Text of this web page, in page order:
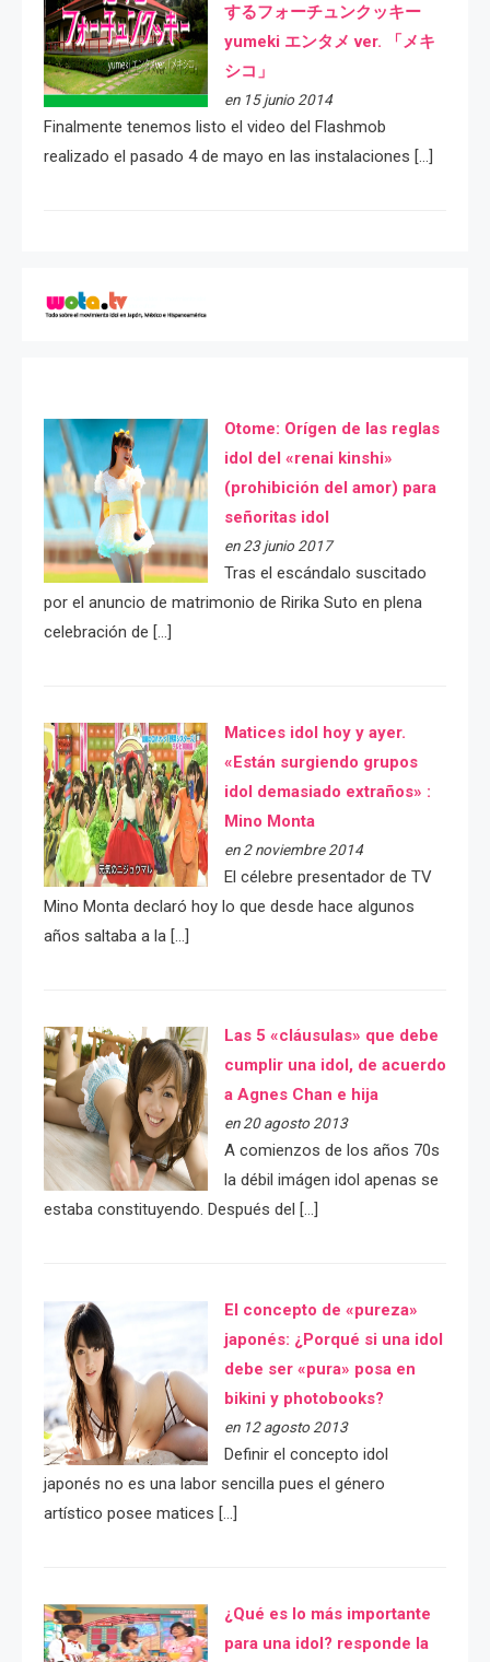
するフォーチュンクッキー
yumeki エンタメ ver. 「メキ
シコ」
en 15 junio 2014
Finalmente tenemos listo el video del Flashmob
realizado el pasado 4 de mayo en las instalaciones […]
Otome: Orígen de las reglas
idol del «renai kinshi»
(prohibición del amor) para
señoritas idol
en 23 junio 2017
Tras el escándalo suscitado
por el anuncio de matrimonio de Ririka Suto en plena
celebración de […]
Matices idol hoy y ayer.
«Están surgiendo grupos
idol demasiado extraños» :
Mino Monta
en 2 noviembre 2014
El célebre presentador de TV
Mino Monta declaró hoy lo que desde hace algunos
años saltaba a la […]
Las 5 «cláusulas» que debe
cumplir una idol, de acuerdo
a Agnes Chan e hija
en 20 agosto 2013
A comienzos de los años 70s
la débil imágen idol apenas se
estaba constituyendo. Después del […]
El concepto de «pureza»
japonés: ¿Porqué si una idol
debe ser «pura» posa en
bikini y photobooks?
en 12 agosto 2013
Definir el concepto idol
japonés no es una labor sencilla pues el género
artístico posee matices […]
¿Qué es lo más importante
para una idol? responde la